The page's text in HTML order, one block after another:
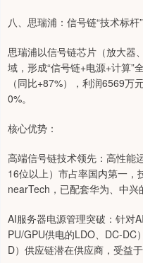
八、思瑞浦：信号链“技术标
思瑞浦以信号链芯片（放大器
域，形成“信号链+电源+计算”
（同比+87%），利润6569
0%。
核心优势：
高端信号链技术领先：高性能
16位以上）市占率国内第一，
nearTech，已配套华为、中兴
AI服务器电源管理突破：针对
PU/GPU供电的LDO、DC-DC
D）供应链潜在供应商，受益于